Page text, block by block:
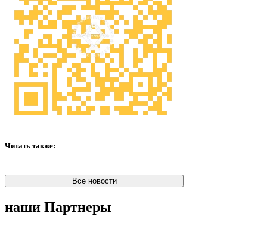
Читать также:
Все новости
наши Партнеры